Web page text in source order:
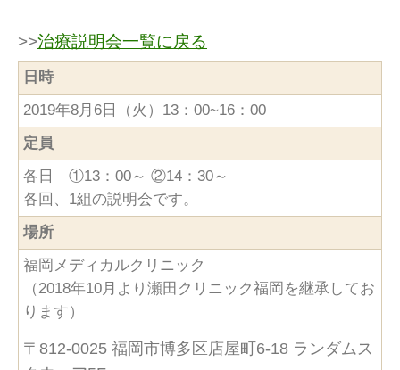
>>治療説明会一覧に戻る
日時
2019年8月6日（火）13：00~16：00
定員
各日 ①13：00～ ②14：30～
各回、1組の説明会です。
場所
福岡メディカルクリニック
（2018年10月より瀬田クリニック福岡を継承してお
ります）
〒812-0025 福岡市博多区店屋町6-18 ランダムス